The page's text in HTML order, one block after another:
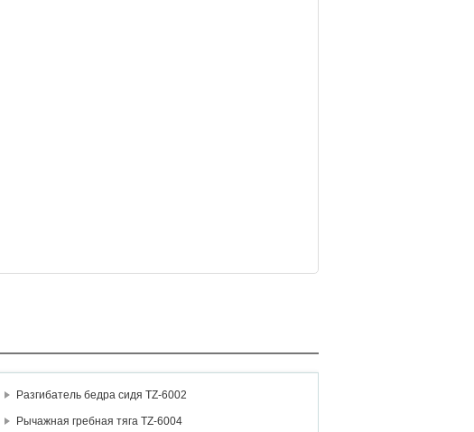
Разгибатель бедра сидя TZ-6002
Рычажная гребная тяга TZ-6004